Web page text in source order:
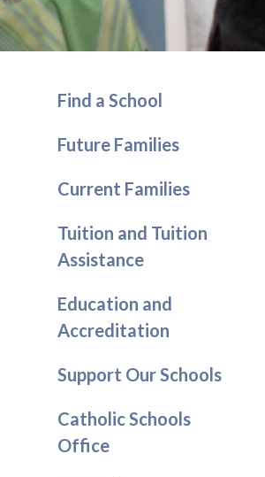
Find a School
Future Families
Current Families
Tuition and Tuition
Assistance
Education and
Accreditation
Support Our Schools
Catholic Schools
Office